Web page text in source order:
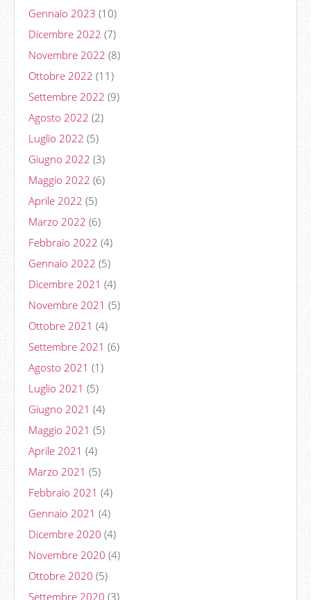
Gennaio 2023 (10)
Dicembre 2022 (7)
Novembre 2022 (8)
Ottobre 2022 (11)
Settembre 2022 (9)
Agosto 2022 (2)
Luglio 2022 (5)
Giugno 2022 (3)
Maggio 2022 (6)
Aprile 2022 (5)
Marzo 2022 (6)
Febbraio 2022 (4)
Gennaio 2022 (5)
Dicembre 2021 (4)
Novembre 2021 (5)
Ottobre 2021 (4)
Settembre 2021 (6)
Agosto 2021 (1)
Luglio 2021 (5)
Giugno 2021 (4)
Maggio 2021 (5)
Aprile 2021 (4)
Marzo 2021 (5)
Febbraio 2021 (4)
Gennaio 2021 (4)
Dicembre 2020 (4)
Novembre 2020 (4)
Ottobre 2020 (5)
Settembre 2020 (3)